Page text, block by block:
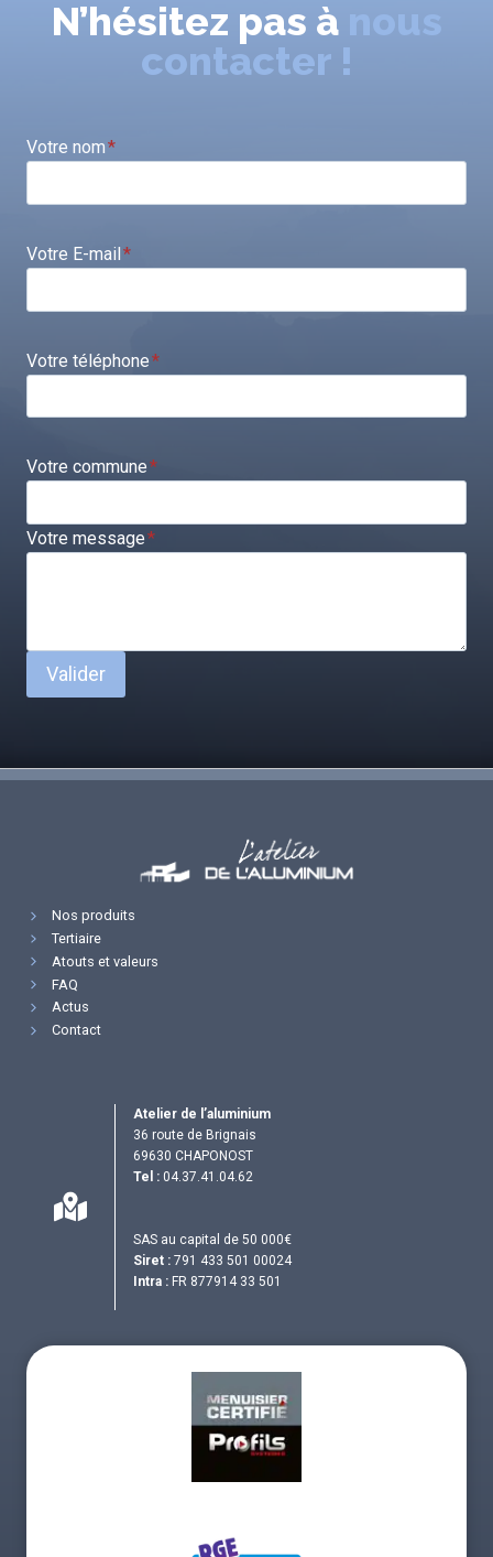
N’hésitez pas à nous
contacter !
Votre nom*
Votre E-mail*
Votre téléphone*
Votre commune*
Votre message*
Valider
Nos produits
Tertiaire
Atouts et valeurs
FAQ
Actus
Contact
Atelier de l’aluminium
36 route de Brignais
69630 CHAPONOST
Tel : 04.37.41.04.62
SAS au capital de 50 000€
Siret : 791 433 501 00024
Intra : FR 877914 33 501